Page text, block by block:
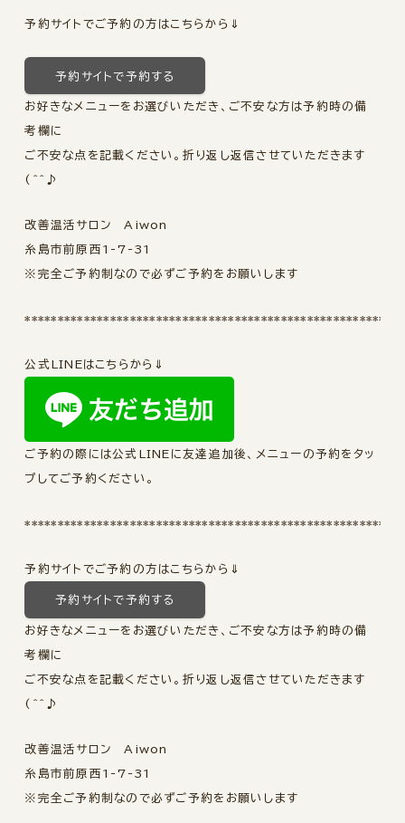
予約サイトでご予約の方はこちらから⇓
予約サイトで予約する
お好きなメニューをお選びいただき、ご不安な方は予約時の備
考欄に
ご不安な点を記載ください。折り返し返信させていただきます
(^^♪
改善温活サロン Aiwon
糸島市前原西1-7-31
※完全ご予約制なので必ずご予約をお願いします
公式LINEはこちらから⇓
ご予約の際には公式LINEに友達追加後、メニューの予約をタッ
プしてご予約ください。
**********************************************************
予約サイトでご予約の方はこちらから⇓
予約サイトで予約する
お好きなメニューをお選びいただき、ご不安な方は予約時の備
考欄に
ご不安な点を記載ください。折り返し返信させていただきます
(^^♪
改善温活サロン Aiwon
糸島市前原西1-7-31
※完全ご予約制なので必ずご予約をお願いします